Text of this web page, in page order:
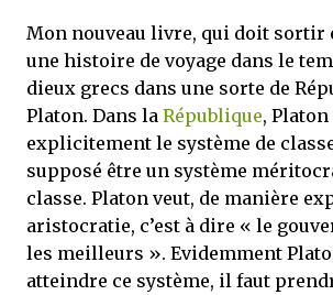
Mon nouveau livre, qui doit sortir
une histoire de voyage dans le
dieux grecs dans une sorte de
Platon. Dans la République, Platon
explicitement le système de
supposé être un système
classe. Platon veut, de manière
aristocratie, c’est à dire « le
les meilleurs ». Evidemment
atteindre ce système, il faut